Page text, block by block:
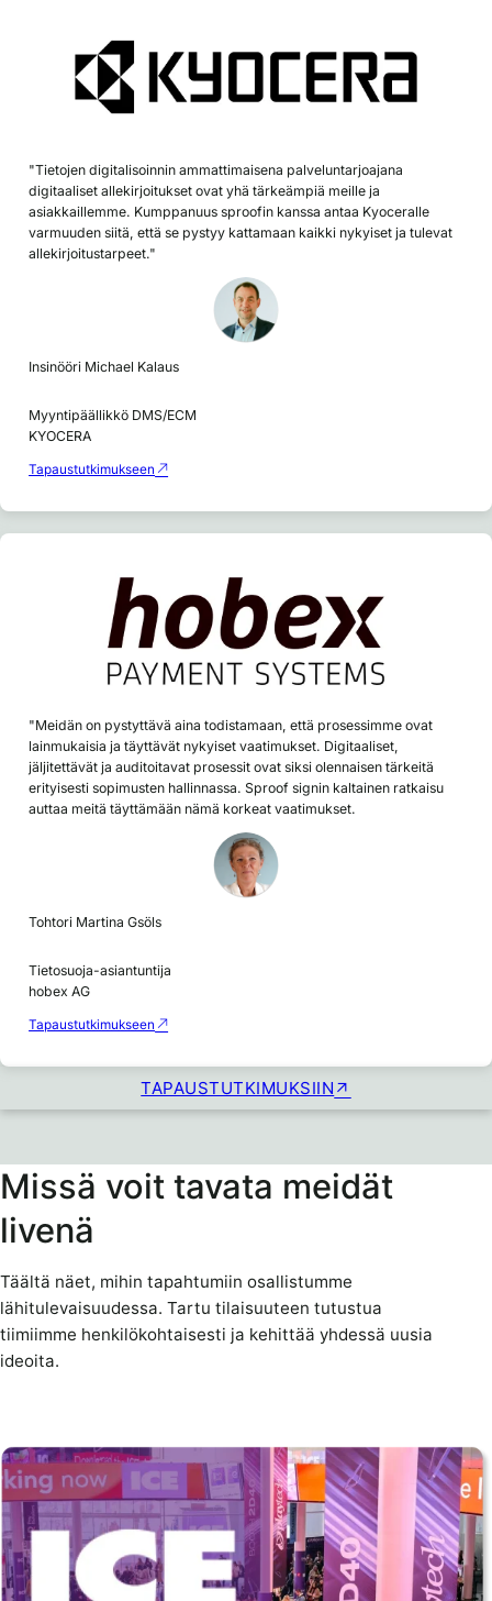
"Tietojen digitalisoinnin ammattimaisena palveluntarjoajana
digitaaliset allekirjoitukset ovat yhä tärkeämpiä meille ja
asiakkaillemme. Kumppanuus sproofin kanssa antaa Kyoceralle
varmuuden siitä, että se pystyy kattamaan kaikki nykyiset ja tulevat
allekirjoitustarpeet."
Insinööri Michael Kalaus
Myyntipäällikkö DMS/ECM
KYOCERA
Tapaustutkimukseen
"Meidän on pystyttävä aina todistamaan, että prosessimme ovat
lainmukaisia ja täyttävät nykyiset vaatimukset. Digitaaliset,
jäljitettävät ja auditoitavat prosessit ovat siksi olennaisen tärkeitä
erityisesti sopimusten hallinnassa. Sproof signin kaltainen ratkaisu
auttaa meitä täyttämään nämä korkeat vaatimukset.
Tohtori Martina Gsöls
Tietosuoja-asiantuntija
hobex AG
Tapaustutkimukseen
TAPAUSTUTKIMUKSIIN
Missä voit tavata meidät
livenä
Täältä näet, mihin tapahtumiin osallistumme
lähitulevaisuudessa. Tartu tilaisuuteen tutustua
tiimiimme henkilökohtaisesti ja kehittää yhdessä uusia
ideoita.